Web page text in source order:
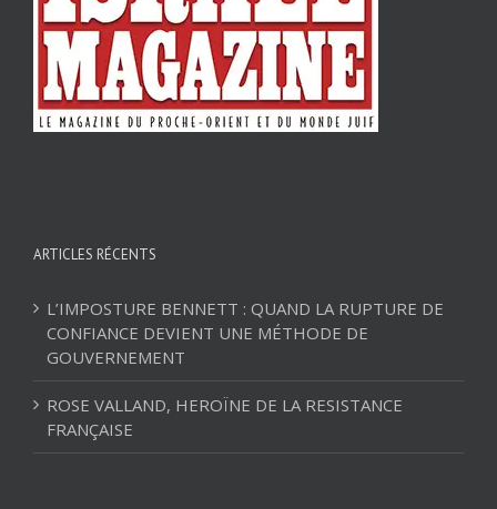
ARTICLES RÉCENTS
L’IMPOSTURE BENNETT : QUAND LA RUPTURE DE
CONFIANCE DEVIENT UNE MÉTHODE DE
GOUVERNEMENT
ROSE VALLAND, HEROÏNE DE LA RESISTANCE
FRANÇAISE